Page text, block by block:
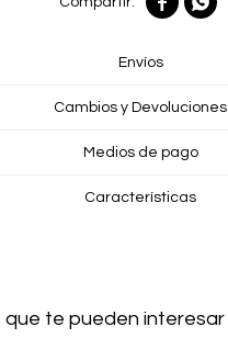
Envíos
Cambios y Devoluciones
Medios de pago
Características
que te pueden interesar